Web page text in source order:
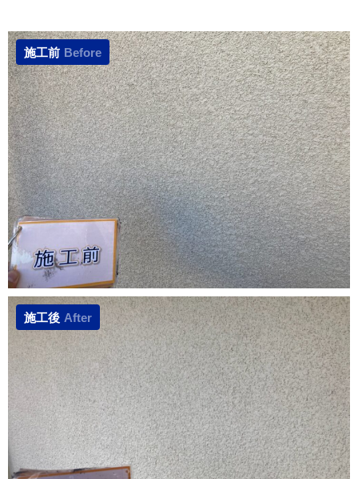
施工前 Before
施工後 After